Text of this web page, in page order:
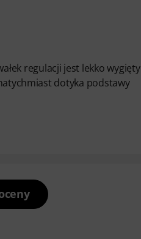
regulacji jest lekko wygięty
dotyka podstawy